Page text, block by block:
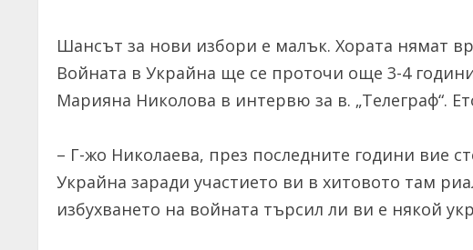
Шансът за нови избори е малък. Хората нямат
Войната в Украйна ще се проточи още 3-4
Марияна Николова в интервю за в. „Телеграф“.
– Г-жо Николаева, през последните години вие
Украйна заради участието ви в хитовото там
избухването на войната търсил ли ви е някой